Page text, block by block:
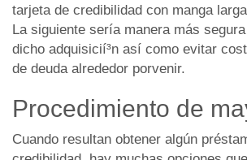
tarjeta de credibilidad con manga
La siguiente sería manera más
dicho adquisicií³n así­ como evitar
de deuda alrededor porvenir.
Procedimiento de
Cuando resultan obtener algún